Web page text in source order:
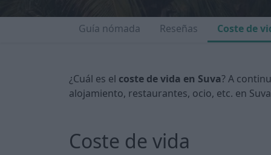
Guía nómada Reseñas Coste de
¿Cuál es el coste de vida en Suva? A
alojamiento, restaurantes, ocio, etc. en
Coste de vida